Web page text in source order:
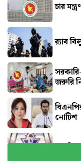
চার
র‍্যাব
জরুরি
নোটিশ
সব